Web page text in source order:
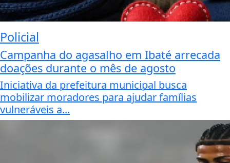
Policial
Campanha do agasalho em Ibaté arrecada
doações durante o mês de agosto
Iniciativa da prefeitura municipal busca
mobilizar moradores para ajudar famílias
vulneráveis a...